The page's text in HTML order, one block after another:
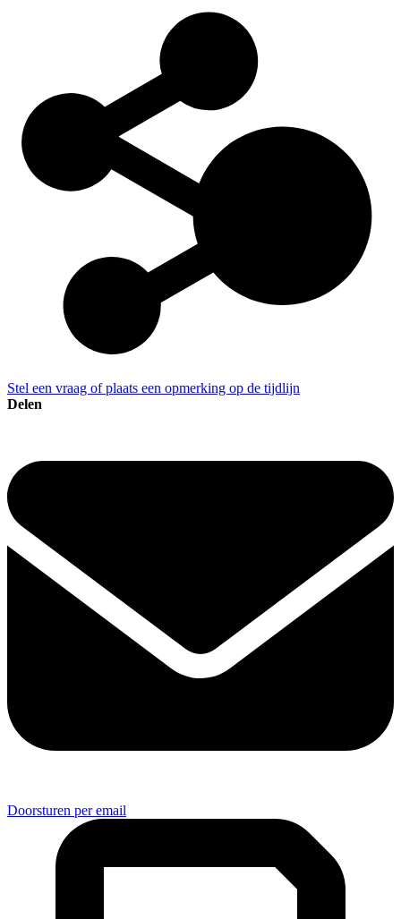
Stel een vraag of plaats een opmerking op de tijdlijn
Delen
Doorsturen per email